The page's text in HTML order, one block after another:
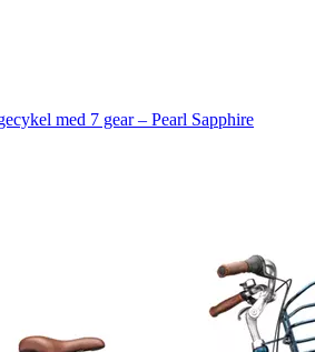
med 7 gear – Pearl Sapphire